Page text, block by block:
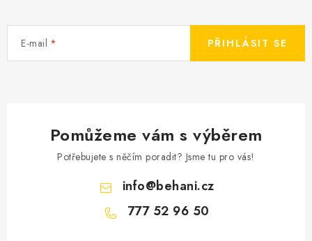
E-mail PŘIHLÁSIT SE
Pomůžeme vám s výběrem
Potřebujete s něčím poradit? Jsme tu pro vás!
info@behani.cz
777 52 96 50